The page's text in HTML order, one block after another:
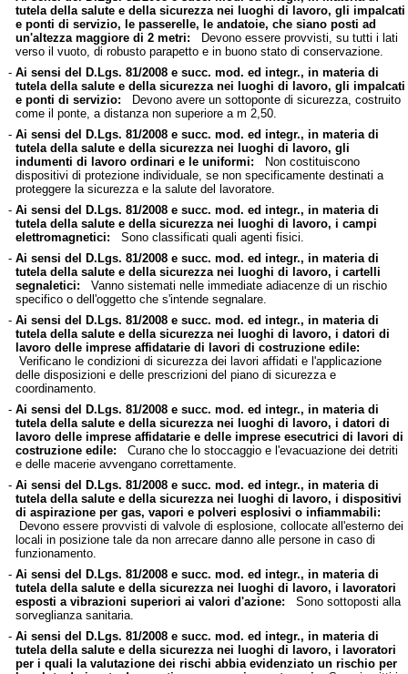
tutela della salute e della sicurezza nei luoghi di lavoro, gli impalcati
e ponti di servizio, le passerelle, le andatoie, che siano posti ad
un'altezza maggiore di 2 metri: Devono essere provvisti, su tutti i lati
verso il vuoto, di robusto parapetto e in buono stato di conservazione.
- Ai sensi del D.Lgs. 81/2008 e succ. mod. ed integr., in materia di
tutela della salute e della sicurezza nei luoghi di lavoro, gli impalcati
e ponti di servizio: Devono avere un sottoponte di sicurezza, costruito
come il ponte, a distanza non superiore a m 2,50.
- Ai sensi del D.Lgs. 81/2008 e succ. mod. ed integr., in materia di
tutela della salute e della sicurezza nei luoghi di lavoro, gli
indumenti di lavoro ordinari e le uniformi: Non costituiscono
dispositivi di protezione individuale, se non specificamente destinati a
proteggere la sicurezza e la salute del lavoratore.
- Ai sensi del D.Lgs. 81/2008 e succ. mod. ed integr., in materia di
tutela della salute e della sicurezza nei luoghi di lavoro, i campi
elettromagnetici: Sono classificati quali agenti fisici.
- Ai sensi del D.Lgs. 81/2008 e succ. mod. ed integr., in materia di
tutela della salute e della sicurezza nei luoghi di lavoro, i cartelli
segnaletici: Vanno sistemati nelle immediate adiacenze di un rischio
specifico o dell'oggetto che s'intende segnalare.
- Ai sensi del D.Lgs. 81/2008 e succ. mod. ed integr., in materia di
tutela della salute e della sicurezza nei luoghi di lavoro, i datori di
lavoro delle imprese affidatarie di lavori di costruzione edile:
Verificano le condizioni di sicurezza dei lavori affidati e l'applicazione
delle disposizioni e delle prescrizioni del piano di sicurezza e
coordinamento.
- Ai sensi del D.Lgs. 81/2008 e succ. mod. ed integr., in materia di
tutela della salute e della sicurezza nei luoghi di lavoro, i datori di
lavoro delle imprese affidatarie e delle imprese esecutrici di lavori di
costruzione edile: Curano che lo stoccaggio e l'evacuazione dei detriti
e delle macerie avvengano correttamente.
- Ai sensi del D.Lgs. 81/2008 e succ. mod. ed integr., in materia di
tutela della salute e della sicurezza nei luoghi di lavoro, i dispositivi
di aspirazione per gas, vapori e polveri esplosivi o infiammabili:
Devono essere provvisti di valvole di esplosione, collocate all'esterno dei
locali in posizione tale da non arrecare danno alle persone in caso di
funzionamento.
- Ai sensi del D.Lgs. 81/2008 e succ. mod. ed integr., in materia di
tutela della salute e della sicurezza nei luoghi di lavoro, i lavoratori
esposti a vibrazioni superiori ai valori d'azione: Sono sottoposti alla
sorveglianza sanitaria.
- Ai sensi del D.Lgs. 81/2008 e succ. mod. ed integr., in materia di
tutela della salute e della sicurezza nei luoghi di lavoro, i lavoratori
per i quali la valutazione dei rischi abbia evidenziato un rischio per